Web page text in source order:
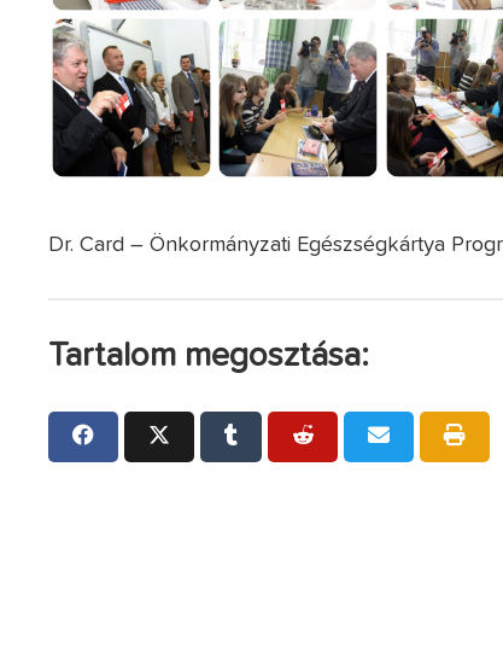
Dr. Card – Önkormányzati Egészségkártya
Tartalom megosztása: